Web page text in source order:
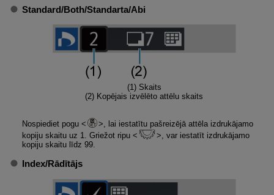
Standard/Both/Standarta/Abi
(1) Skaits
(2) Kopējais izvēlēto attēlu skaits
Nospiediet pogu
, lai iestatītu pašreizējā attēla izdrukājamo
kopiju skaitu uz 1. Griežot ripu
, var iestatīt izdrukājamo
kopiju skaitu līdz 99.
Index/Rādītājs